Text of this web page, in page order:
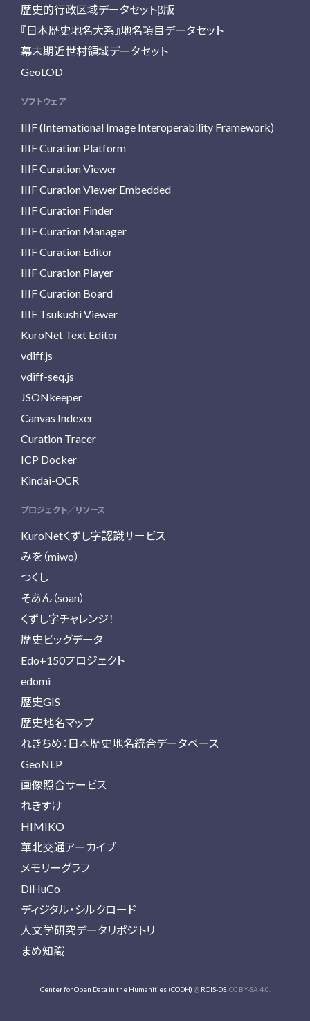
歴史的行政区域データセットβ版
『日本歴史地名大系』地名項目データセット
幕末期近世村領域データセット
GeoLOD
ソフトウェア
IIIF (International Image Interoperability Framework)
IIIF Curation Platform
IIIF Curation Viewer
IIIF Curation Viewer Embedded
IIIF Curation Finder
IIIF Curation Manager
IIIF Curation Editor
IIIF Curation Player
IIIF Curation Board
IIIF Tsukushi Viewer
KuroNet Text Editor
vdiff.js
vdiff-seq.js
JSONkeeper
Canvas Indexer
Curation Tracer
ICP Docker
Kindai-OCR
プロジェクト／リソース
KuroNetくずし字認識サービス
みを（miwo）
つくし
そあん（soan）
くずし字チャレンジ！
歴史ビッグデータ
Edo+150プロジェクト
edomi
歴史GIS
歴史地名マップ
れきちめ：日本歴史地名統合データベース
GeoNLP
画像照合サービス
れきすけ
HIMIKO
華北交通アーカイブ
メモリーグラフ
DiHuCo
ディジタル・シルクロード
人文学研究データリポジトリ
まめ知識
Center for Open Data in the Humanities (CODH) @ ROIS-DS. CC BY-SA 4.0.